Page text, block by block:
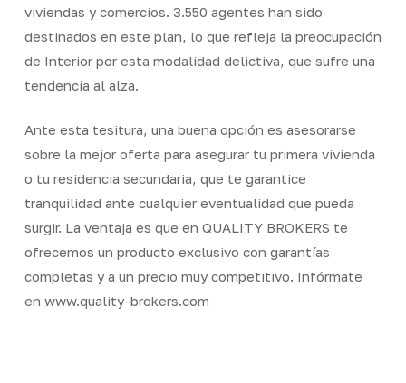
viviendas y comercios. 3.550 agentes han sido
destinados en este plan, lo que refleja la preocupación
de Interior por esta modalidad delictiva, que sufre una
tendencia al alza.
Ante esta tesitura, una buena opción es asesorarse
sobre la mejor oferta para asegurar tu primera vivienda
o tu residencia secundaria, que te garantice
tranquilidad ante cualquier eventualidad que pueda
surgir. La ventaja es que en QUALITY BROKERS te
ofrecemos un producto exclusivo con garantías
completas y a un precio muy competitivo. Infórmate
en www.quality-brokers.com